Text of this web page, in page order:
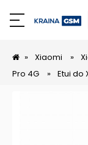
» Xiaomi »
Pro 4G
» Etui do